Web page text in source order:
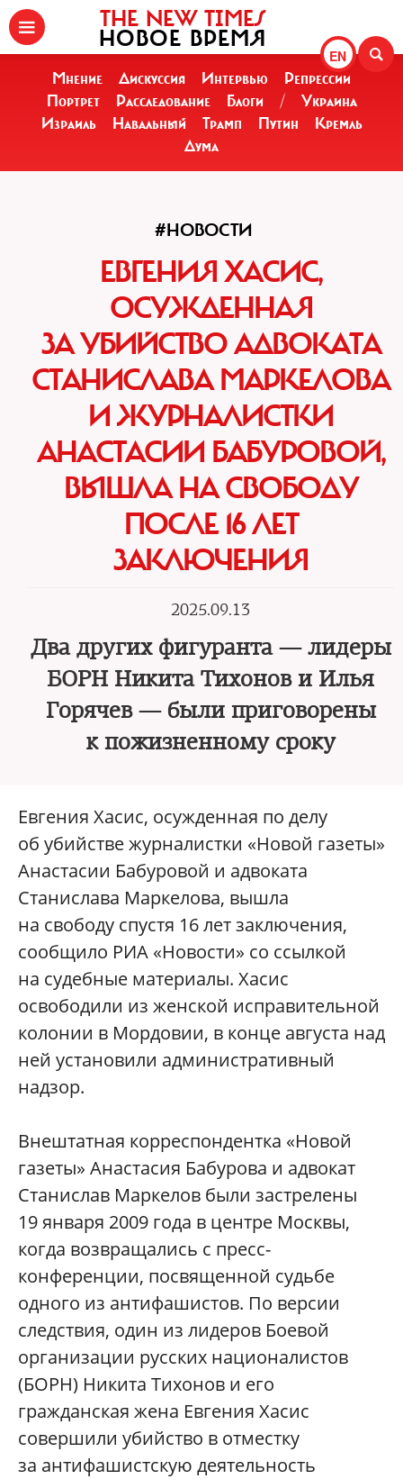
EN
THE NEW TIMES
НОВОЕ ВРЕМЯ
Мнение Дискуссия Интервью
Репрессии
Портрет
Расследование Блоги /
Украина
Израиль
Навальный Трамп Путин
Кремль
Дума
#НОВОСТИ
ЕВГЕНИЯ ХАСИС,
ОСУЖДЕННАЯ
ЗА УБИЙСТВО АДВОКАТА
СТАНИСЛАВА МАРКЕЛОВА
И ЖУРНАЛИСТКИ
АНАСТАСИИ БАБУРОВОЙ,
ВЫШЛА НА СВОБОДУ
ПОСЛЕ 16 ЛЕТ
ЗАКЛЮЧЕНИЯ
2025.09.13
Два других фигуранта — лидеры
БОРН Никита Тихонов и Илья
Горячев — были приговорены
к пожизненному сроку
Евгения Хасис, осужденная по делу
об убийстве журналистки «Новой газеты»
Анастасии Бабуровой и адвоката
Станислава Маркелова, вышла
на свободу спустя 16 лет заключения,
сообщило РИА «Новости» со ссылкой
на судебные материалы. Хасис
освободили из женской исправительной
колонии в Мордовии, в конце августа над
ней установили административный
надзор.
Внештатная корреспондентка «Новой
газеты» Анастасия Бабурова и адвокат
Станислав Маркелов были застрелены
19 января 2009 года в центре Москвы,
когда возвращались с пресс-
конференции, посвященной судьбе
одного из антифашистов. По версии
следствия, один из лидеров Боевой
организации русских националистов
(БОРН) Никита Тихонов и его
гражданская жена Евгения Хасис
совершили убийство в отместку
за антифашистскую деятельность